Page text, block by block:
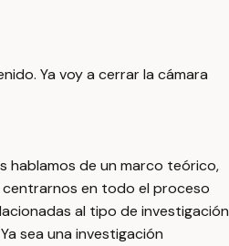
Ya voy a cerrar la cámara
hablamos de un marco teórico,
en todo el proceso
al tipo de investigación
sea una investigación